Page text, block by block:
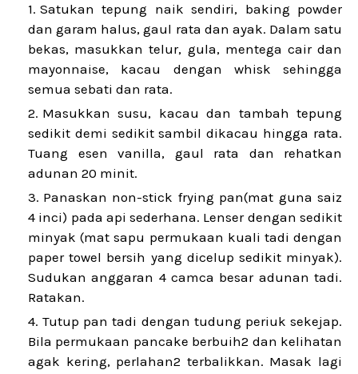
Satukan tepung naik sendiri, baking powder
dan garam halus, gaul rata dan ayak. Dalam satu
bekas, masukkan telur, gula, mentega cair dan
mayonnaise, kacau dengan whisk sehingga
semua sebati dan rata.
Masukkan susu, kacau dan tambah tepung
sedikit demi sedikit sambil dikacau hingga rata.
Tuang esen vanilla, gaul rata dan rehatkan
adunan 20 minit.
Panaskan non-stick frying pan(mat guna saiz
4 inci) pada api sederhana. Lenser dengan sedikit
minyak (mat sapu permukaan kuali tadi dengan
paper towel bersih yang dicelup sedikit minyak).
Sudukan anggaran 4 camca besar adunan tadi.
Ratakan.
Tutup pan tadi dengan tudung periuk sekejap.
Bila permukaan pancake berbuih2 dan kelihatan
agak kering, perlahan2 terbalikkan. Masak lagi